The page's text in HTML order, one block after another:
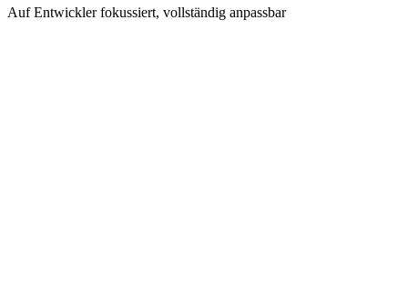
Auf Entwickler fokussiert, vollständig anpassbar